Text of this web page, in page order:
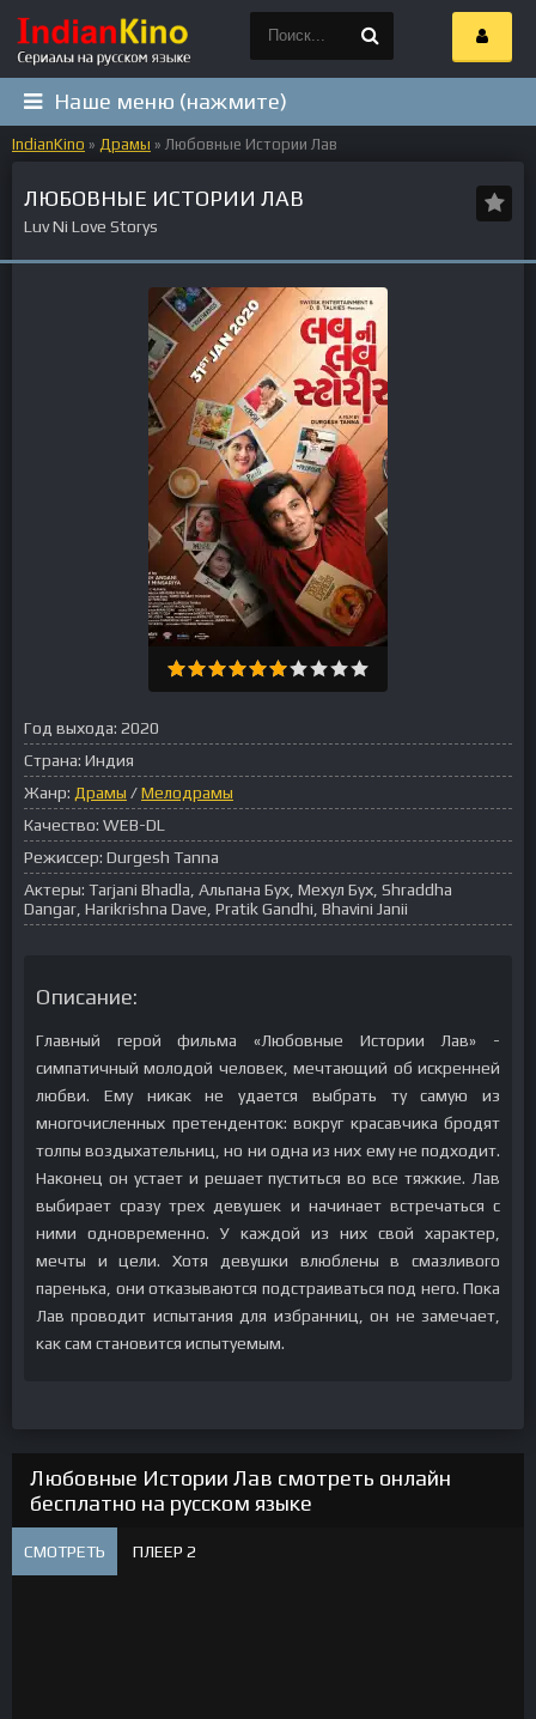
Наше меню (нажмите)
IndianKino » Драмы » Любовные Истории Лав
ЛЮБОВНЫЕ ИСТОРИИ ЛАВ
Luv Ni Love Storys
Год выхода: 2020
Страна: Индия
Жанр: Драмы /Мелодрамы
Качество: WEB-DL
Режиссер: Durgesh Tanna
Актеры: Tarjani Bhadla, Альпана Бух, Мехул Бух, Shraddha
Dangar, Harikrishna Dave, Pratik Gandhi, Bhavini Janii
Описание:
Главный герой фильма «Любовные Истории Лав» -
симпатичный молодой человек, мечтающий об искренней
любви. Ему никак не удается выбрать ту самую из
многочисленных претенденток: вокруг красавчика бродят
толпы воздыхательниц, но ни одна из них ему не подходит.
Наконец он устает и решает пуститься во все тяжкие. Лав
выбирает сразу трех девушек и начинает встречаться с
ними одновременно. У каждой из них свой характер,
мечты и цели. Хотя девушки влюблены в смазливого
паренька, они отказываются подстраиваться под него. Пока
Лав проводит испытания для избранниц, он не замечает,
как сам становится испытуемым.
Любовные Истории Лав смотреть онлайн
бесплатно на русском языке
СМОТРЕТЬ ПЛЕЕР 2